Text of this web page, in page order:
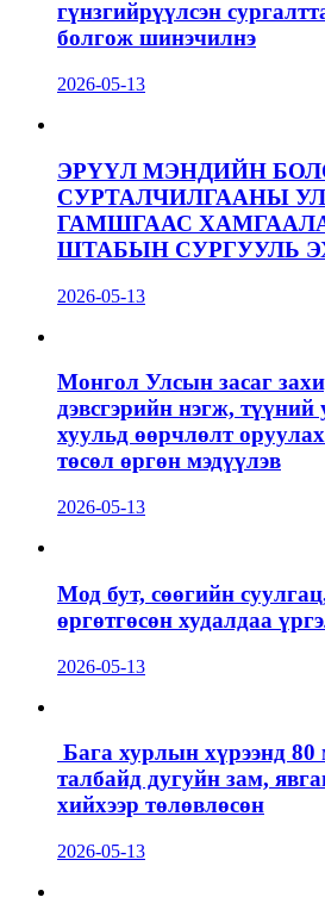
гүнзгийрүүлсэн
болгож шинэчилнэ
2026-05-13
ЭРҮҮЛ МЭНДИЙН
СУРТАЛЧИЛГААНЫ
ГАМШГААС
ШТАБЫН СУРГУУЛЬ
2026-05-13
Монгол Улсын засаг
дэвсгэрийн нэгж,
хуульд өөрчлөлт
төсөл өргөн мэдүүлэв
2026-05-13
Мод бут, сөөгийн
өргөтгөсөн худалдаа
2026-05-13
Бага хурлын хүрээнд
талбайд дугуйн зам,
хийхээр төлөвлөсөн
2026-05-13